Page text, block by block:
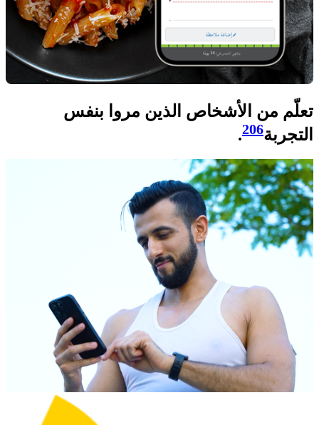
تعلّم من الأشخاص الذين مروا بنفس
التجربة206
.​